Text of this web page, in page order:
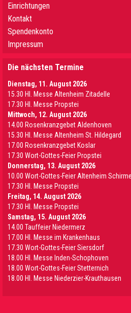
Einrichtungen
Kontakt
Spendenkonto
Impressum
Die nächsten Termine
Dienstag, 11. August 2026
15.30 Hl. Messe Altenheim Zitadelle
17.30 Hl. Messe Propstei
Mittwoch, 12. August 2026
14.00 Rosenkranzgebet Aldenhoven
15.30 Hl. Messe Altenheim St. Hildegard
17.00 Rosenkranzgebet Koslar
17.30 Wort-Gottes-Feier Propstei
Donnerstag, 13. August 2026
10.00 Wort-Gottes-Feier Altenheim
17.30 Hl. Messe Propstei
Freitag, 14. August 2026
17.30 Hl. Messe Propstei
Samstag, 15. August 2026
14.00 Tauffeier Niedermerz
17.00 Hl. Messe im Krankenhaus
17.30 Wort-Gottes-Feier Siersdorf
18.00 Hl. Messe Inden-Schophoven
18.00 Wort-Gottes-Feier Stetternich
18.00 Hl. Messe Niederzier-Krauthausen